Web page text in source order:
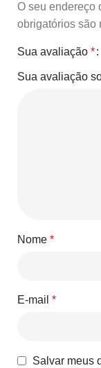
O seu endereço
obrigatórios são
Sua avaliação *
Sua avaliação
Nome *
E-mail *
Salvar meus